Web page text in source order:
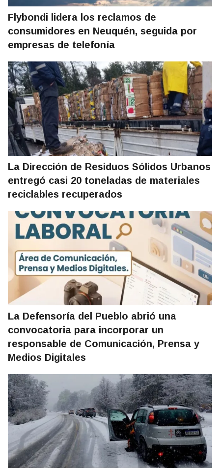
Flybondi lidera los reclamos de
consumidores en Neuquén, seguida por
empresas de telefonía
La Dirección de Residuos Sólidos Urbanos
entregó casi 20 toneladas de materiales
reciclables recuperados
La Defensoría del Pueblo abrió una
convocatoria para incorporar un
responsable de Comunicación, Prensa y
Medios Digitales